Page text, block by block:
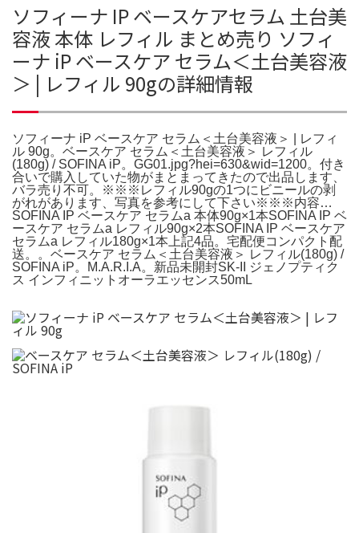
ソフィーナ IP ベースケアセラム 土台美
容液 本体 レフィル まとめ売り ソフィ
ーナ iP ベースケア セラム＜土台美容液
＞ | レフィル 90gの詳細情報
ソフィーナ iP ベースケア セラム＜土台美容液＞ | レフィ
ル 90g。ベースケア セラム＜土台美容液＞ レフィル
(180g) / SOFINA iP。GG01.jpg?hei=630&wid=1200。付き
合いで購入していた物がまとまってきたので出品します、
バラ売り不可。※※※レフィル90gの1つにビニールの剥
がれがあります、写真を参考にして下さい※※※内容…
SOFINA IP ベースケア セラムa 本体90g×1本SOFINA IP ベ
ースケア セラムa レフィル90g×2本SOFINA IP ベースケア
セラムa レフィル180g×1本上記4品。宅配便コンパクト配
送。。ベースケア セラム＜土台美容液＞ レフィル(180g) /
SOFINA iP。M.A.R.I.A。新品未開封SK-II ジェノプティク
ス インフィニットオーラエッセンス50mL